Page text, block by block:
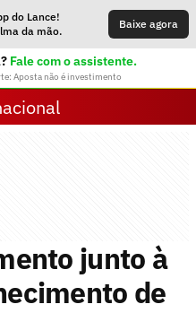
do Lance!
da mão.
Baixe agora
Fale com o assistente.
Aposta não é investimento
junto à
de